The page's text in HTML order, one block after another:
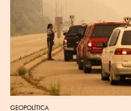
GEOPOLÍTICA